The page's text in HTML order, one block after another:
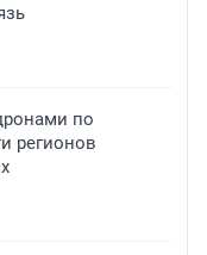
по
регионов